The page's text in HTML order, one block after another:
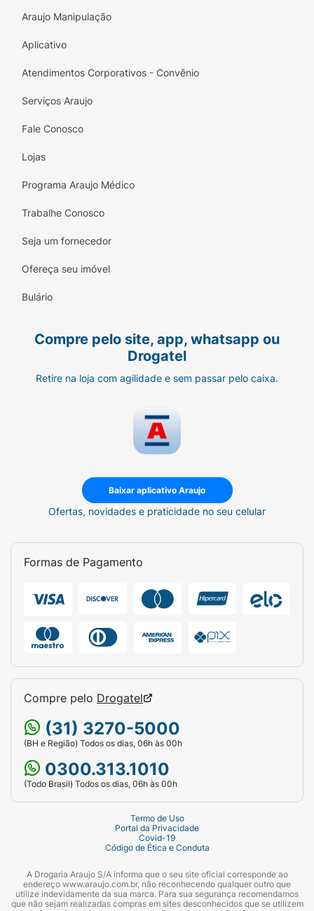
Tamanho P:
Tamanho M:de 86 a 96 cm
Tamanho G:
Tamanho GG:
Cor:
Bege
Composição:
100% Algodão
Prazo de Validade:
5 anos
Cuidado e conservação:
A utilização deste produto deverá ser sempre
orientada por um especialista.
Não use enquanto estiver dormindo.
Caso ocorram irritações na pele, suspenda o
uso e consulte seu médico.
circulação sanguínea.
Qualquer uso diferente dos mencionados
orientação de um profissional da saúde.
Lave manualmente com sabão neutro em
água até 40ºC, sem lavar ou secar em
máquina, nem utilizar produtos clorados e
solventes para remover manchas.
Ao secar, mantenha na sombra, na posição
vertical, sem torcer.
Este produto não pode ser limpo a seco,
passado a ferro, nem receber vaporização ou
tratamento a vapor.
Não limpe a seco.
Ao lavar mantenha os fechos aderentes
unidos ou cobertos para evitar danos ao
Araujo Manipulação
Aplicativo
Atendimentos Corporativos - Convênio
Serviços Araujo
Fale Conosco
Lojas
Programa Araujo Médico
Trabalhe Conosco
Seja um fornecedor
Ofereça seu imóvel
Bulário
Compre pelo site, app, whatsapp ou
Drogatel
Retire na loja com agilidade e sem passar pelo caixa.
Baixar aplicativo Araujo
Ofertas, novidades e praticidade no seu celular
Formas de Pagamento
Compre pelo Drogatel
(31) 3270-5000
(BH e Região) Todos os dias, 06h às 00h
0300.313.1010
(Todo Brasil) Todos os dias, 06h às 00h
Termo de Uso
Portal da Privacidade
Covid-19
Código de Ética e Conduta
A Drogaria Araujo S/A informa que o seu site oficial corresponde ao
endereço www.araujo.com.br, não reconhecendo qualquer outro que
utilize indevidamente da sua marca. Para sua segurança recomendamos
que não sejam realizadas compras em sites desconhecidos que se utilizem